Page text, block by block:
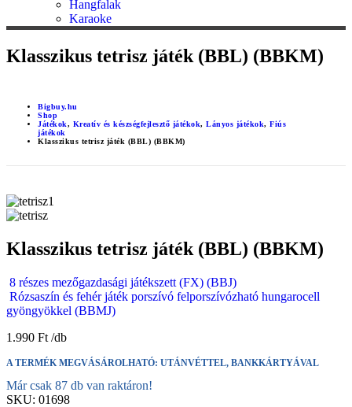
Hangfalak
Karaoke
Klasszikus tetrisz játék (BBL) (BBKM)
Bigbuy.hu
Shop
Játékok, Kreatív és készségfejlesztő játékok, Lányos játékok, Fiús
játékok
Klasszikus tetrisz játék (BBL) (BBKM)
Klasszikus tetrisz játék (BBL) (BBKM)
8 részes mezőgazdasági játékszett (FX) (BBJ)
Rózsaszín és fehér játék porszívó felporszívózható hungarocell
gyöngyökkel (BBMJ)
1.990 Ft
A TERMÉK MEGVÁSÁROLHATÓ: UTÁNVÉTTEL, BANKKÁRTYÁVAL
Már csak 87 db van raktáron!
SKU: 01698